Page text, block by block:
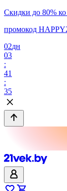
Скидки до 80%
промокод
02дн
03
:
41
:
35